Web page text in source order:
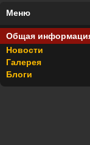
Меню
Общая
Новости
Галерея
Блоги